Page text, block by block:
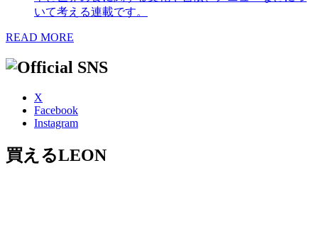
いて考える連載です。
READ MORE
X
Facebook
Instagram
買えるLEON